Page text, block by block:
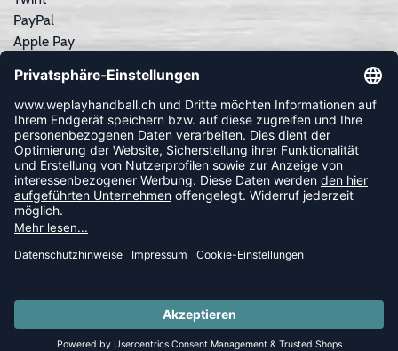
SUMMER SALE: SPARE BIS ZU 65%
PayPal
Apple Pay
Kreditkarte
Rechnungskauf
NEWSLETTER
FOLLOW US